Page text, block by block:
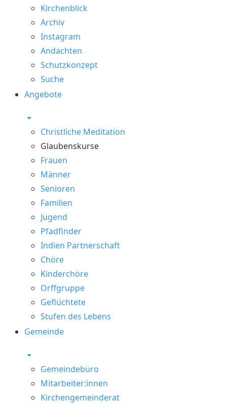
Kirchenblick
Archiv
Instagram
Andachten
Schutzkonzept
Suche
Angebote
Christliche Meditation
Glaubenskurse
Frauen
Männer
Senioren
Familien
Jugend
Pfadfinder
Indien Partnerschaft
Chöre
Kinderchöre
Orffgruppe
Geflüchtete
Stufen des Lebens
Gemeinde
Gemeindebüro
Mitarbeiter:innen
Kirchengemeinderat